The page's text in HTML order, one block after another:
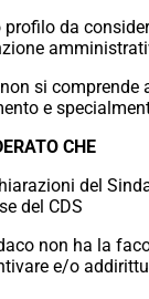
profilo da
si
e
CHE
del
del CDS
non ha la
e/o